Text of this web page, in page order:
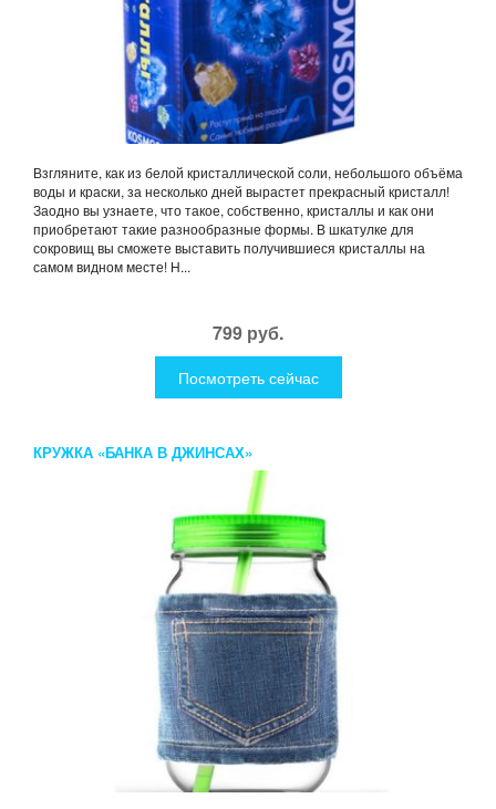
Взгляните, как из белой кристаллической соли, небольшого объёма
воды и краски, за несколько дней вырастет прекрасный кристалл!
Заодно вы узнаете, что такое, собственно, кристаллы и как они
приобретают такие разнообразные формы. В шкатулке для
сокровищ вы сможете выставить получившиеся кристаллы на
самом видном месте! Н...
799 руб.
Посмотреть сейчас
КРУЖКА «БАНКА В ДЖИНСАХ»